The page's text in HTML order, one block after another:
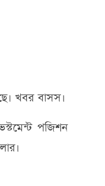
খবর বাসস।
পজিশন